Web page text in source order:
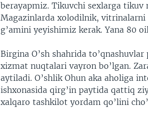
berayapmiz. Tikuvchi sexlarga
Magazinlarda xolodilnik,
g’amini yeyishimiz kerak. Yana 80
Birgina O’sh shahrida
xizmat nuqtalari vayron bo’lgan.
aytiladi. O’shlik Ohun aka aholiga
ishxonasida qirg’in paytida qattiq
xalqaro tashkilot yordam qo’lini